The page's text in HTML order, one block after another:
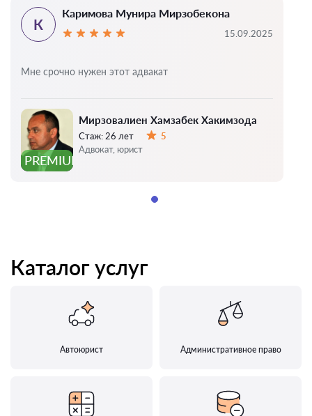
PREMIUM
Мирзовалиен Хамзабек Хакимзода
Стаж: 26 лет
5
Адвокат, юрист
К
Каримова Мунира Мирзобекона
15.09.2025
Мне срочно нужен этот адвакат
Каталог услуг
Автоюрист Административное право